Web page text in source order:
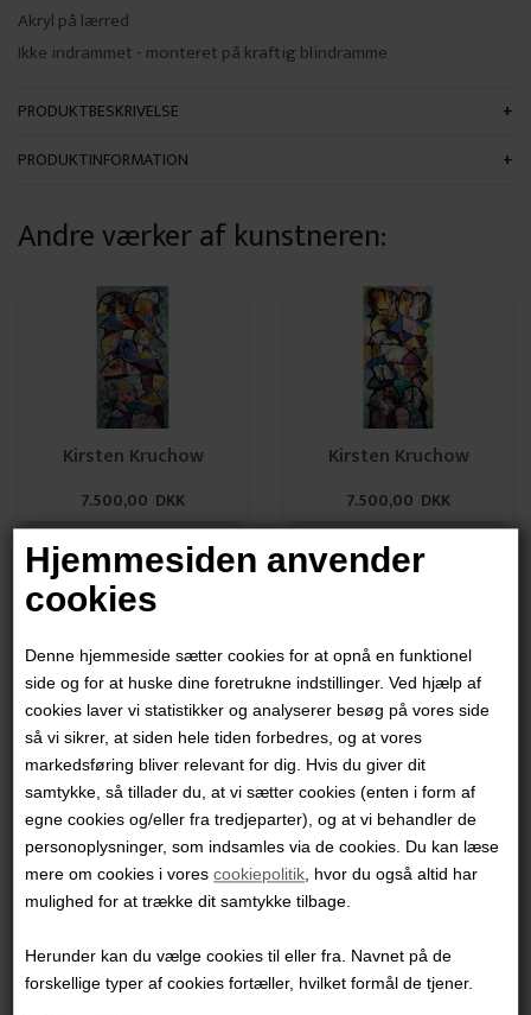
Hjemmesiden anvender
cookies
Denne hjemmeside sætter cookies for at opnå en funktionel
side og for at huske dine foretrukne indstillinger. Ved hjælp af
cookies laver vi statistikker og analyserer besøg på vores side
så vi sikrer, at siden hele tiden forbedres, og at vores
markedsføring bliver relevant for dig. Hvis du giver dit
samtykke, så tillader du, at vi sætter cookies (enten i form af
egne cookies og/eller fra tredjeparter), og at vi behandler de
personoplysninger, som indsamles via de cookies. Du kan læse
mere om cookies i vorescookiepolitik , hvor du også altid har
mulighed for at trække dit samtykke tilbage.
Herunder kan du vælge cookies til eller fra. Navnet på de
forskellige typer af cookies fortæller, hvilket formål de tjener.
Akryl på lærred
Ikke indrammet - monteret på kraftig blindramme
PRODUKTBESKRIVELSE
PRODUKTINFORMATION
Andre værker af kunstneren:
Kirsten Kruchow
7.500,00 DKK
Kirsten Kruchow
7.500,00 DKK
Kirsten Kruchow
9.500,00 DKK
Kirsten Kruchow
13.000,00 DKK
Kirsten Kruchow Kirsten Kruchow